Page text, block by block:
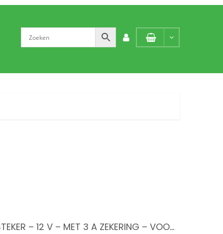
AUTO-SIGARETTENAANSTEKER – 12 V – MET 3 A ZEKERING – VOORDEEL SET 2 STUKS